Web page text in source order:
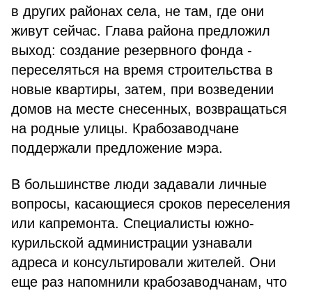
в других районах села, не там, где они
живут сейчас. Глава района предложил
выход: создание резервного фонда -
переселяться на время строительства в
новые квартиры, затем, при возведении
домов на месте снесенных, возвращаться
на родные улицы. Крабозаводчане
поддержали предложение мэра.
В большинстве люди задавали личные
вопросы, касающиеся сроков переселения
или капремонта. Специалисты южно-
курильской администрации узнавали
адреса и консультировали жителей. Они
еще раз напомнили крабозаводчанам, что